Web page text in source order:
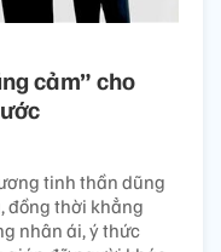
cảm” cho
tinh thần dũng
đồng thời khẳng
nhân ái, ý thức